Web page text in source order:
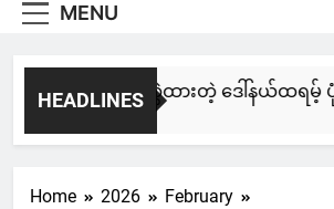
MENU
HEADLINES
မြင်းချေးနဲ့ ရေးဆွဲထားတဲ့ ဒေါ်နယ်ထရမ့် ပုံ
17 Hours Ago
Home 2026
February